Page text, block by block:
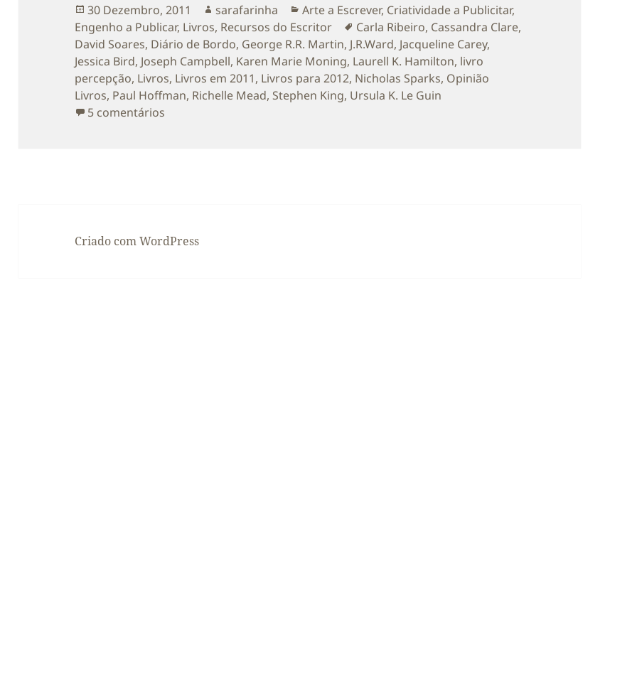
Publicado
a
30 Dezembro, 2011 Autor
sarafarinha Categorias
Arte a Escrever, Criatividade a Publicitar,
Engenho a Publicar, Livros, Recursos do Escritor Etiquetas
Carla Ribeiro, Cassandra Clare,
David Soares, Diário de Bordo, George R.R. Martin, J.R.Ward, Jacqueline Carey,
Jessica Bird, Joseph Campbell, Karen Marie Moning, Laurell K. Hamilton, livro
percepção, Livros, Livros em 2011, Livros para 2012, Nicholas Sparks, Opinião
Livros, Paul Hoffman, Richelle Mead, Stephen King, Ursula K. Le Guin
5 comentários
Criado com WordPress